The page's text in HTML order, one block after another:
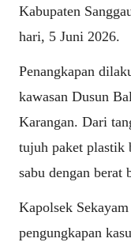
Kabupaten
hari, 5 Juni 2026.
Penangkapan
kawasan Dusun
Karangan. Dari
tujuh paket plastik
sabu dengan berat
Kapolsek
pengungkapan